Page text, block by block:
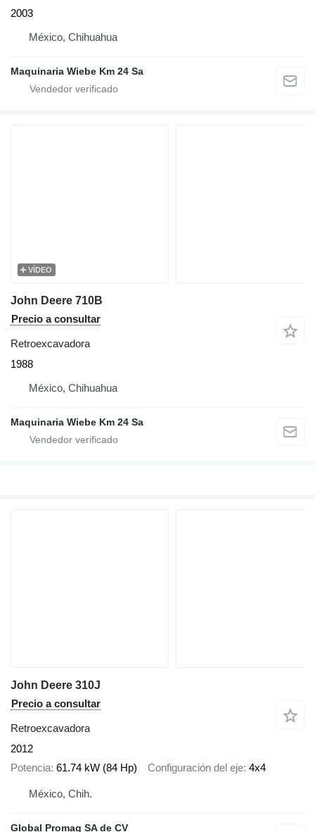
2003
México, Chihuahua
Maquinaria Wiebe Km 24 Sa
VÍDEO
John Deere 710B
Precio a consultar
Retroexcavadora
1988
México, Chihuahua
Maquinaria Wiebe Km 24 Sa
John Deere 310J
Precio a consultar
Retroexcavadora
2012
Potencia 61.74 kW (84 Hp) Configuración del eje 4x4
México, Chih.
Global Promaq SA de CV